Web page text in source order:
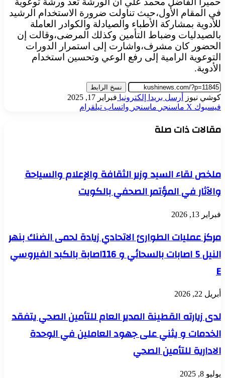
في المقام الأول،حيث تناولت ضرورة الاستخدام الرشيد
للأدوية بمشاركة الأطباء والصيادلة والكوادر العاملة
بالصيدليات وضباط التأمين وكذلك المرضى،وقالت إن
الحضور كان مشرف،واشارت إلى استمرار الدورات
التوعوية الرامية إلى رفع الوعي وتحسين استخدام
الأدوية.
نسخ الرابط
كوشي نيوز أرسل بريدا إلكترونيا فبراير 17, 2025
فيسبوك ‫X ماسنجر ماسنجر واتساب تيلقرام
مقالات ذات صلة
ملخص لقاء السيد وزير الثقافة والإعلام والسياحة
والآثار في المؤتمر الصحفي بالكويت
فبراير 13, 2026
مركز عمليات الطوارئ الاتحادي زيادة لحمى الضنك بنهر
النيل 5 اصابات بالسحائي و 116اصابة بالكبد الفيروسي
E
أبريل 22, 2026
لدى زيارته القطينة المدير العام للتأمين الصحي يتفقد
الخدمات و يثني على جهود العاملين في الوحدة
الادارية للتأمين الصحي
يوليو 8, 2025